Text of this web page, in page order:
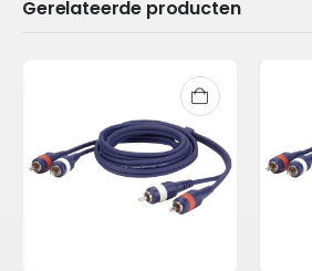
Gerelateerde producten